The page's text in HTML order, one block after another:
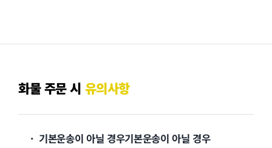
화물 주문 시 유의사항
· 기본운송이 아닐 경우기본운송이 아닐 경우